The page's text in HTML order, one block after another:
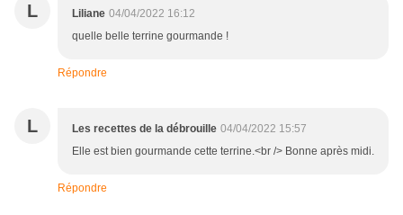
L Liliane 04/04/2022 16:12
quelle belle terrine gourmande !
Répondre
L Les recettes de la débrouille 04/04/2022 15:57
Elle est bien gourmande cette terrine.<br /> Bonne après midi.
Répondre